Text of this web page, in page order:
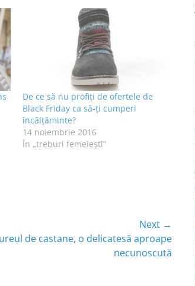
De ce să nu profiți de ofertele de
Black Friday ca să-ți cumperi
încălțăminte?
14 noiembrie 2016
În „treburi femeieşti”
Next →
de castane, o delicatesă aproape
necunoscută